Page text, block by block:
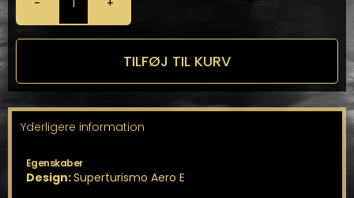
OZ
Superturismo
Aero
5X112
TILFØJ TIL KURV
Yderligere information
Egenskaber
Design:Superturismo Aero E